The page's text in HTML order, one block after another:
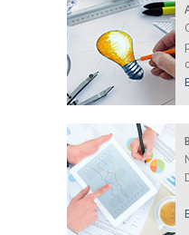
Afin
ukrainiens arrivés
FEUILLETER